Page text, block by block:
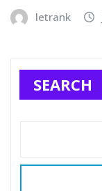
letrank
SEARCH